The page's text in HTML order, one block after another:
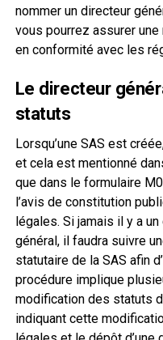
nommer un directeur
vous pourrez assurer
en conformité avec les
Le directeur
statuts
Lorsqu’une SAS est
et cela est mentionné
que dans le formulaire
l’avis de constitution
légales. Si jamais il y a
général, il faudra suivre
statutaire de la SAS afin
procédure implique
modification des statuts
indiquant cette